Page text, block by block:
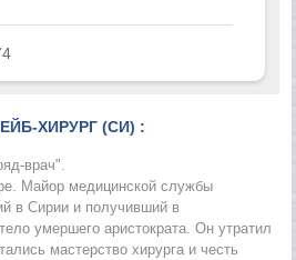
ХИРУРГ (СИ) :
врач".
Майор медицинской службы
в Сирии и получивший в
умершего аристократа. Он утратил
мастерство хирурга и честь